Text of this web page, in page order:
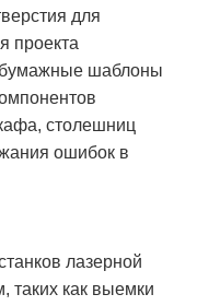
для
проекта
шаблоны
столешниц
ошибок в
лазерной
таких как выемки